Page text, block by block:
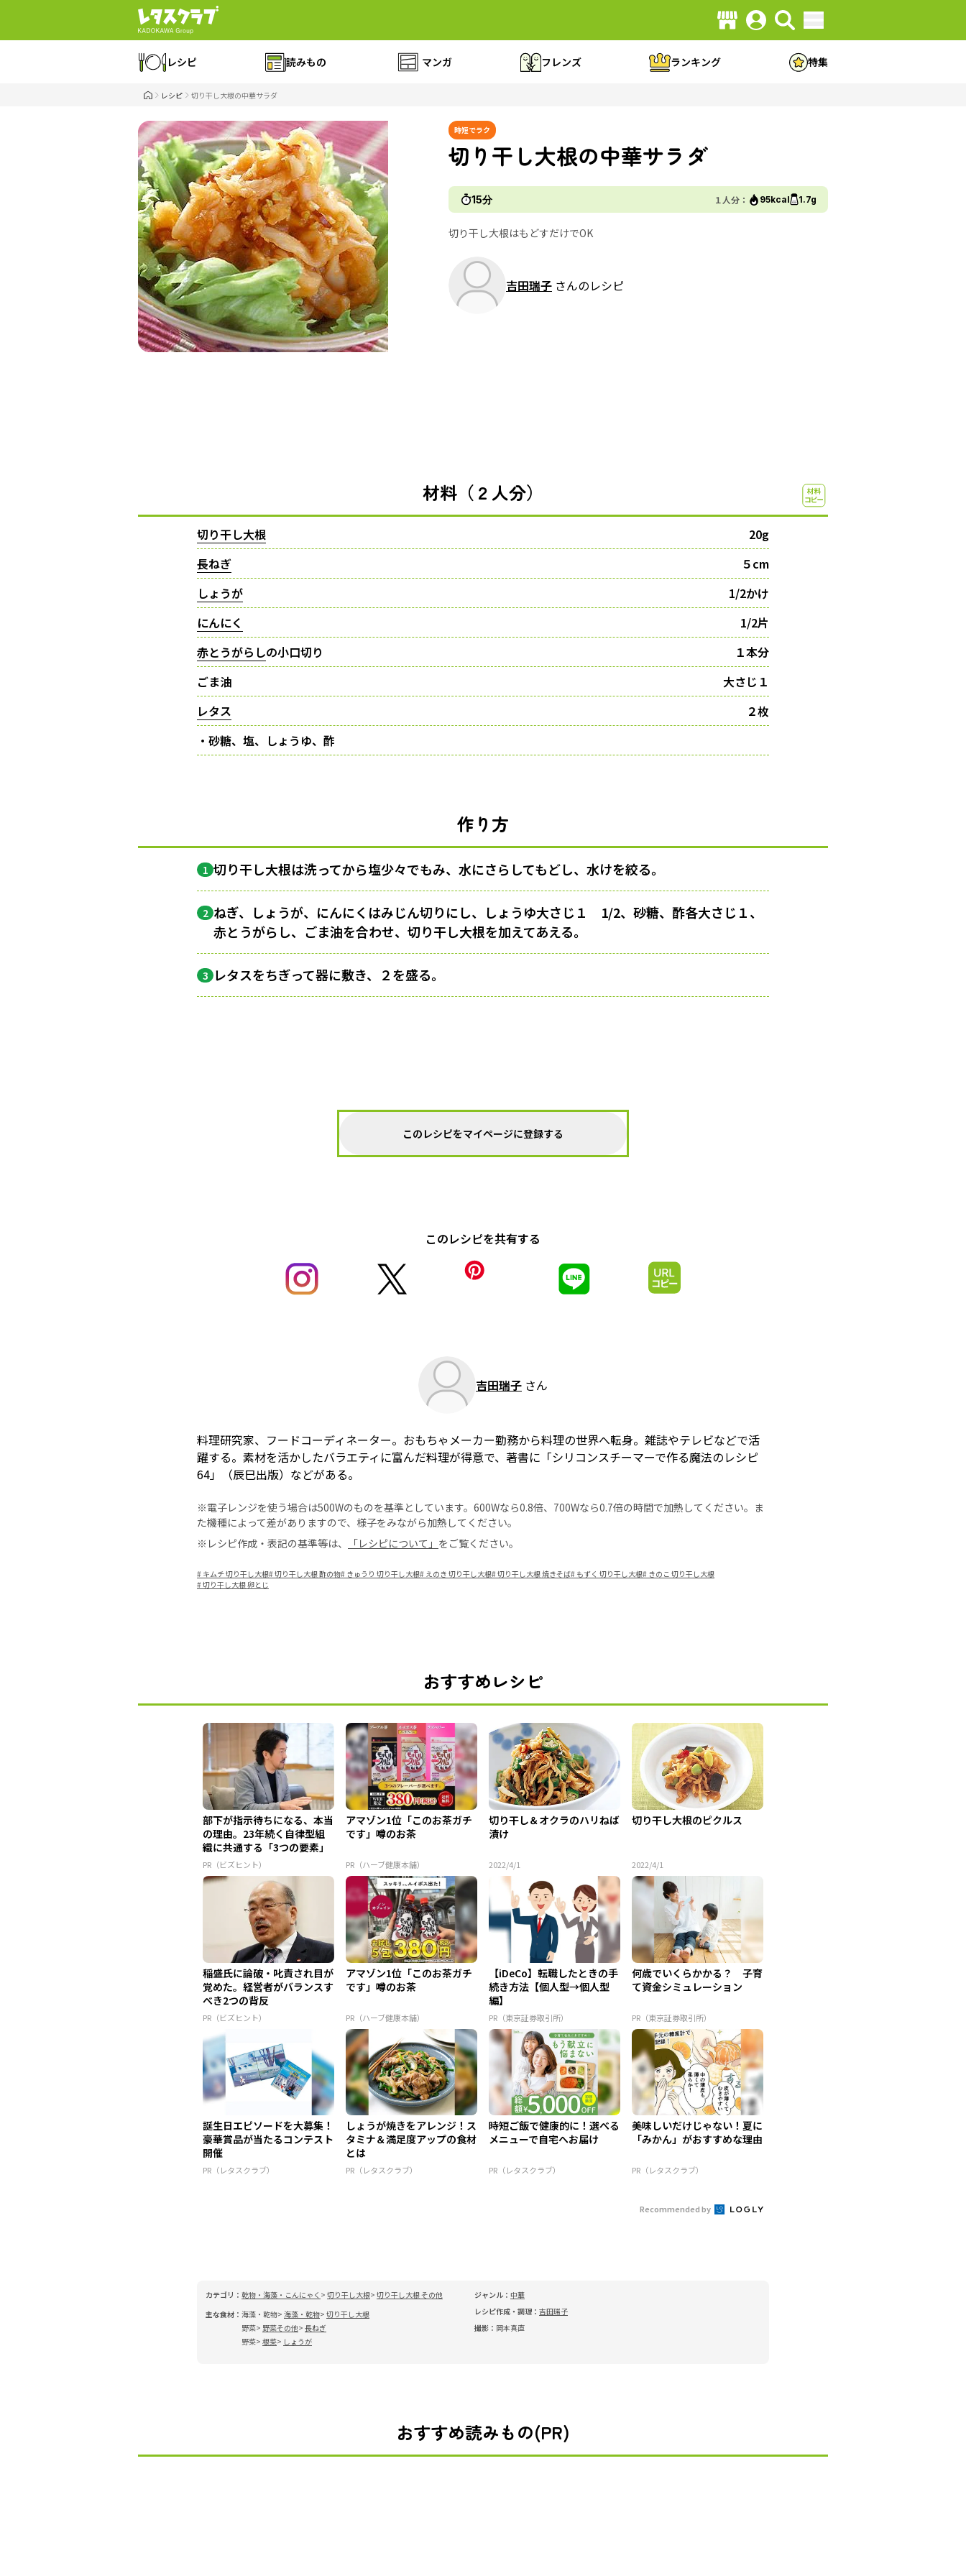
レシピ 読みもの マンガ フレンズ ランキング 特集
レシピ 切り干し大根の中華サラダ
時短でラク
切り干し大根の中華サラダ
15分 １人分： 95kcal 1.7g
切り干し大根はもどすだけでOK
吉田瑞子 さんのレシピ
材料（２人分）
切り干し大根
20g
長ねぎ
５cm
しょうが
1/2かけ
にんにく
1/2片
赤とうがらしの小口切り
１本分
ごま油
大さじ１
レタス
２枚
・砂糖、塩、しょうゆ、酢
作り方
1 切り干し大根は洗ってから塩少々でもみ、水にさらしてもどし、水けを絞る。
2 ねぎ、しょうが、にんにくはみじん切りにし、しょうゆ大さじ１ 1/2、砂糖、酢各大さじ１、
赤とうがらし、ごま油を合わせ、切り干し大根を加えてあえる。
3 レタスをちぎって器に敷き、２を盛る。
このレシピをマイページに登録する
このレシピを共有する
吉田瑞子 さん
料理研究家、フードコーディネーター。おもちゃメーカー勤務から料理の世界へ転身。雑誌やテレビなどで活
躍する。素材を活かしたバラエティに富んだ料理が得意で、著書に「シリコンスチーマーで作る魔法のレシピ
64」（辰巳出版）などがある。
※電子レンジを使う場合は500Wのものを基準としています。600Wなら0.8倍、700Wなら0.7倍の時間で加熱してください。ま
た機種によって差がありますので、様子をみながら加熱してください。
※レシピ作成・表記の基準等は、
「レシピについて」 をご覧ください。
# キムチ 切り干し大根#切り干し大根 酢の物# きゅうり 切り干し大根# えのき 切り干し大根#切り干し大根 焼きそば# もずく 切り干し大根# きのこ 切り干し大根
#切り干し大根 卵とじ
おすすめレシピ
部下が指示待ちになる、本当
の理由。23年続く自律型組
織に共通する「3つの要素」
PR（ビズヒント）
アマゾン1位「このお茶ガチ
です」噂のお茶
PR（ハーブ健康本舗）
切り干し＆オクラのハリねば
漬け
2022/4/1
切り干し大根のピクルス
2022/4/1
稲盛氏に論破・叱責され目が
覚めた。経営者がバランスす
べき2つの背反
PR（ビズヒント）
アマゾン1位「このお茶ガチ
です」噂のお茶
PR（ハーブ健康本舗）
【iDeCo】転職したときの手
続き方法【個人型→個人型
編】
PR（東京証券取引所）
何歳でいくらかかる？ 子育
て資金シミュレーション
PR（東京証券取引所）
誕生日エピソードを大募集！
豪華賞品が当たるコンテスト
開催
PR（レタスクラブ）
しょうが焼きをアレンジ！ス
タミナ＆満足度アップの食材
とは
PR（レタスクラブ）
時短ご飯で健康的に！選べる
メニューで自宅へお届け
PR（レタスクラブ）
美味しいだけじゃない！夏に
「みかん」がおすすめな理由
PR（レタスクラブ）
Recommended by
カテゴリ： 乾物・海藻・こんにゃく 切り干し大根 切り干し大根 その他
主な食材： 海藻・乾物 海藻・乾物 切り干し大根
野菜
野菜その他 長ねぎ
野菜 根菜 しょうが
ジャンル： 中華
レシピ作成・調理： 吉田瑞子
撮影： 岡本真直
おすすめ読みもの(PR)